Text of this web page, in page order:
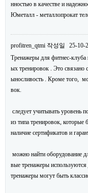
нностью в качестве и
Юметалл - металлопрокат
profitren_qtmi 작성일
25-10-
Тренажеры для фитнес-
ых тренировок . Это
ыносливость . Кроме того,
вок.
следует учитывать уровень
из типа тренировок,
наличие сертификатов и
можно найти оборудование
вые тренажеры
тренажеры могут быть